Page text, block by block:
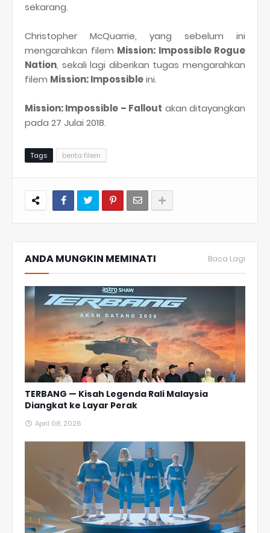
sekarang.
Christopher McQuarrie, yang sebelum ini
mengarahkan filem Mission: Impossible Rogue
Nation, sekali lagi diberikan tugas mengarahkan
filem Mission: Impossibleini.
Mission: Impossible – Fallout akan ditayangkan
pada 27 Julai 2018.
Tags berita filem
ANDA MUNGKIN MEMINATI Baca Lagi
TERBANG — Kisah Legenda Rali Malaysia
Diangkat ke Layar Perak
April 08, 2026